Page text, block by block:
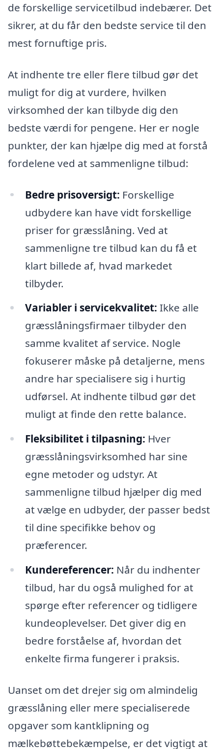
de forskellige servicetilbud indebærer. Det
sikrer, at du får den bedste service til den
mest fornuftige pris.
At indhente tre eller flere tilbud gør det
muligt for dig at vurdere, hvilken
virksomhed der kan tilbyde dig den
bedste værdi for pengene. Her er nogle
punkter, der kan hjælpe dig med at forstå
fordelene ved at sammenligne tilbud:
Bedre prisoversigt: Forskellige
udbydere kan have vidt forskellige
priser for græsslåning. Ved at
sammenligne tre tilbud kan du få et
klart billede af, hvad markedet
tilbyder.
Variabler i servicekvalitet: Ikke alle
græsslåningsfirmaer tilbyder den
samme kvalitet af service. Nogle
fokuserer måske på detaljerne, mens
andre har specialisere sig i hurtig
udførsel. At indhente tilbud gør det
muligt at finde den rette balance.
Fleksibilitet i tilpasning: Hver
græsslåningsvirksomhed har sine
egne metoder og udstyr. At
sammenligne tilbud hjælper dig med
at vælge en udbyder, der passer bedst
til dine specifikke behov og
præferencer.
Kundereferencer: Når du indhenter
tilbud, har du også mulighed for at
spørge efter referencer og tidligere
kundeoplevelser. Det giver dig en
bedre forståelse af, hvordan det
enkelte firma fungerer i praksis.
Uanset om det drejer sig om almindelig
græsslåning eller mere specialiserede
opgaver som kantklipning og
mælkebøttebekæmpelse, er det vigtigt at